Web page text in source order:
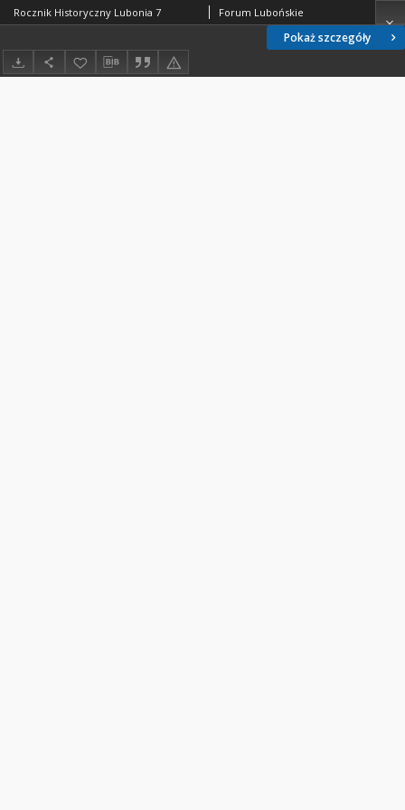
Pokaż szczegóły
Rocznik Historyczny Lubonia 7 Forum Lubońskie